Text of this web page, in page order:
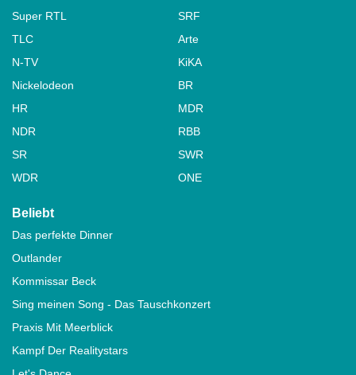
Super RTL
SRF
TLC
Arte
N-TV
KiKA
Nickelodeon
BR
HR
MDR
NDR
RBB
SR
SWR
WDR
ONE
Beliebt
Das perfekte Dinner
Outlander
Kommissar Beck
Sing meinen Song - Das Tauschkonzert
Praxis Mit Meerblick
Kampf Der Realitystars